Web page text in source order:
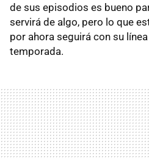
de sus episodios es bueno
servirá de algo, pero lo que
por ahora seguirá con su
temporada.